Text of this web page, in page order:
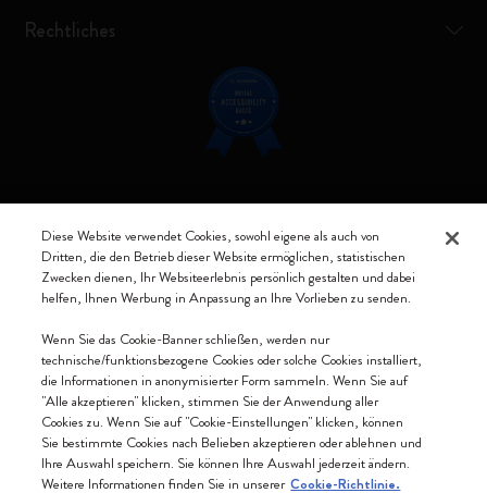
Rechtliches
Verbunden bleiben
Wir akzeptieren
socio unico
Moleskine srl a socio unico - Via Bergognone, 34 – 20144 Milano -
Italia - P. IVA / CCIAA n. 07234480965 - REA MI 1945400 - Cap.
Soc. €2.181.513,42
Diese Website verwendet Cookies, sowohl eigene als auch von
Dritten, die den Betrieb dieser Website ermöglichen, statistischen
Zwecken dienen, Ihr Websiteerlebnis persönlich gestalten und dabei
helfen, Ihnen Werbung in Anpassung an Ihre Vorlieben zu senden.
Wenn Sie das Cookie-Banner schließen, werden nur
technische/funktionsbezogene Cookies oder solche Cookies installiert,
die Informationen in anonymisierter Form sammeln. Wenn Sie auf
"Alle akzeptieren" klicken, stimmen Sie der Anwendung aller
Cookies zu. Wenn Sie auf "Cookie-Einstellungen" klicken, können
Sie bestimmte Cookies nach Belieben akzeptieren oder ablehnen und
Ihre Auswahl speichern. Sie können Ihre Auswahl jederzeit ändern.
Weitere Informationen finden Sie in unserer Cookie-Richtlinie.